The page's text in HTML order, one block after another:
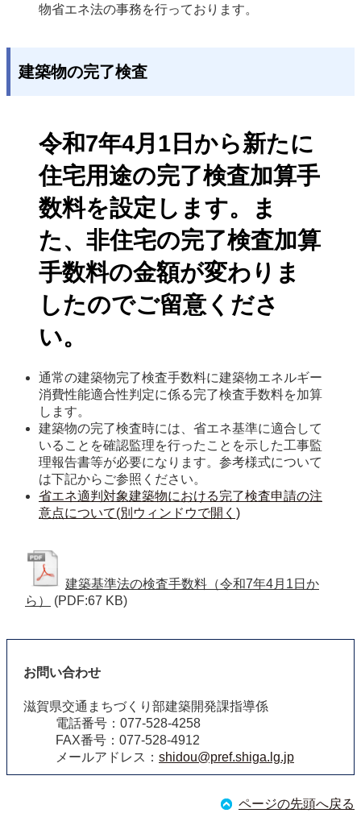
物省エネ法の事務を行っております。
建築物の完了検査
令和7年4月1日から新たに
住宅用途の完了検査加算手
数料を設定します。ま
た、非住宅の完了検査加算
手数料の金額が変わりま
したのでご留意くださ
い。
通常の建築物完了検査手数料に建築物エネルギー
消費性能適合性判定に係る完了検査手数料を加算
します。
建築物の完了検査時には、省エネ基準に適合して
いることを確認監理を行ったことを示した工事監
理報告書等が必要になります。参考様式について
は下記からご参照ください。
省エネ適判対象建築物における完了検査申請の注
意点について(別ウィンドウで開く)
建築基準法の検査手数料（令和7年4月1日か
ら）
(PDF:67 KB)
お問い合わせ
滋賀県交通まちづくり部建築開発課指導係
電話番号：077-528-4258
FAX番号：077-528-4912
メールアドレス： shidou@pref.shiga.lg.jp
ページの先頭へ戻る